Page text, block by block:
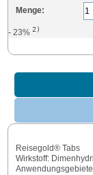
Menge:
- 23%2)
Reisegold® Tabs
Wirkstoff: